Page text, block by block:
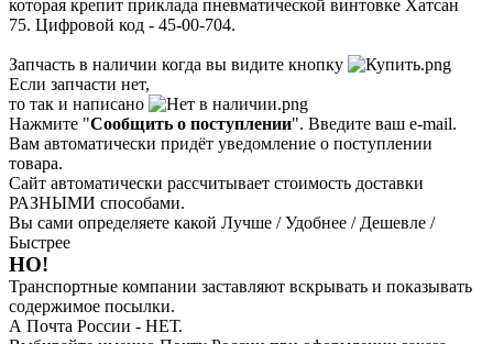
которая крепит приклада пневматической винтовке Хатсан
75. Цифровой код - 45-00-704.
Запчасть в наличии когда вы видите кнопку
Если запчасти нет,
то так и написано
Нажмите "Сообщить о поступлении". Введите ваш e-mail.
Вам автоматически придёт уведомление о поступлении
товара.
Сайт автоматически рассчитывает стоимость доставки
РАЗНЫМИ способами.
Вы сами определяете какой Лучше / Удобнее / Дешевле /
Быстрее
НО!
Транспортные компании заставляют вскрывать и показывать
содержимое посылки.
А Почта России - НЕТ.